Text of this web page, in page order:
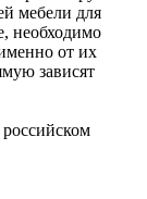
мебели для
необходимо
от их
зависят